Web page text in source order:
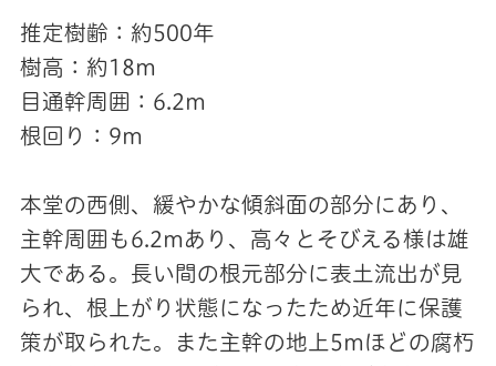
推定樹齢：約500年
樹高：約18m
目通幹周囲：6.2m
根回り：9m
本堂の西側、緩やかな傾斜面の部分にあり、
主幹周囲も6.2mあり、高々とそびえる様は雄
大である。長い間の根元部分に表土流出が見
られ、根上がり状態になったため近年に保護
策が取られた。また主幹の地上5mほどの腐朽